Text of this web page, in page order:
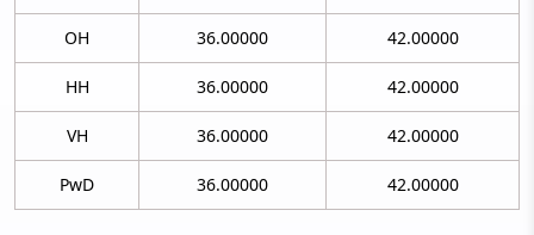
OH 36.00000 42.00000
HH 36.00000 42.00000
VH 36.00000 42.00000
PwD 36.00000 42.00000